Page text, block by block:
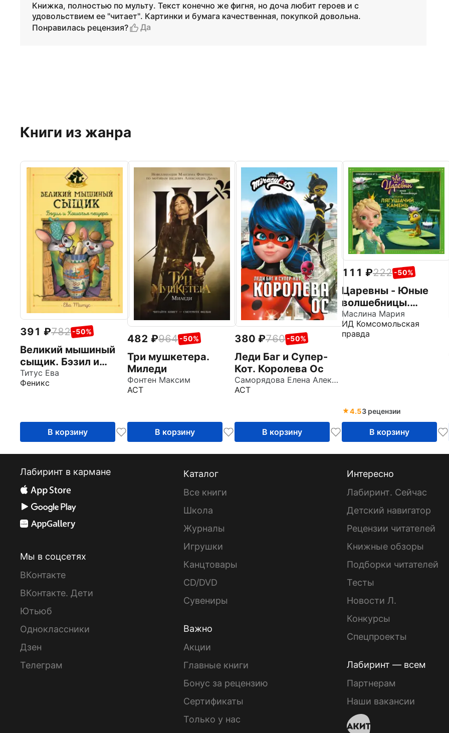
Книжка, полностью по мульту. Текст конечно же фигня, но доча любит героев и с
удовольствием ее "читает". Картинки и бумага качественная, покупкой довольна.
Понравилась рецензия?
Да
Книги из жанра
391 782 -50%
Великий мышиный
сыщик. Бэзил и
Кошачья пещера
Титус Ева
Феникс
В корзину
482 964 -50%
Три мушкетера.
Миледи
Фонтен Максим
АСТ
В корзину
380 760 -50%
Леди Баг и Супер-
Кот. Королева Ос
Саморядова Елена Александровна
АСТ
В корзину
111 222 -50%
Царевны - Юные
волшебницы.
Спецвыпуск №3,
июль - сентябрь
2021. История.
Маслина Мария
ИД Комсомольская
правда
4.53 рецензии
В корзину
Лабиринт в кармане
Мы в соцсетях
ВКонтакте
ВКонтакте. Дети
Ютьюб
Одноклассники
Дзен
Телеграм
Каталог
Все книги
Школа
Журналы
Игрушки
Канцтовары
CD/DVD
Сувениры
Важно
Акции
Главные книги
Бонус за рецензию
Сертификаты
Только у нас
Интересно
Лабиринт. Сейчас
Детский навигатор
Рецензии читателей
Книжные обзоры
Подборки читателей
Тесты
Новости Л.
Конкурсы
Спецпроекты
Лабиринт — всем
Партнерам
Наши вакансии